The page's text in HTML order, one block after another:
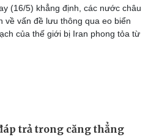
(16/5) khẳng định, các nước châu
về vấn đề lưu thông qua eo biển
của thế giới bị Iran phong tỏa từ
trả trong căng thẳng